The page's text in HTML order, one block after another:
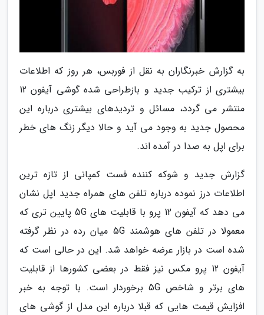
به گزارش خبرنگاران به نقل از فوربس، هر روز که اطلاعات
بیشتری از ترکیب جدید و بازطراحی شده گوشی آیفون 12
منتشر می گردد، مسائل و تردیدهای بیشتری درباره این
محصول جدید به وجود می آید و حالا دیگر زنگ های خطر
برای اپل به صدا در آمده اند.
گزارش جدید و شوکه کننده فست کمپانی از تازه ترین
اطلاعات درز نموده درباره تلفن های همراه جدید اپل نشان
می دهد که آیفون 12 پرو با قابلیت های 5G پایین تری که
معمولا در تلفن های هوشمند 5G میان رده در نظر گرفته
شده است در بازار عرضه خواهد شد. این در حالی است که
آیفون 12 پرو مکس نیز فقط در بعضی کشورها از قابلیت
های برتر و شاخص 5G برخوردار است. با توجه به خبر
افزایش قیمت هایی که قبلا درباره این مدل از گوشی های